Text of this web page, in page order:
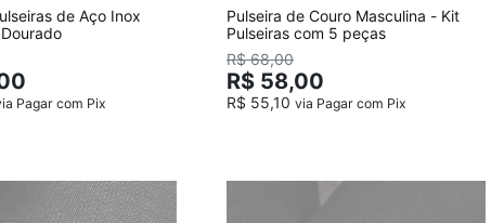
de Aço Inox
Pagar com Pix
Pulseira de Couro Masculina - Kit
Pulseiras com 5 peças
R$ 68,00
R$ 58,00
R$ 55,10 via Pagar com Pix